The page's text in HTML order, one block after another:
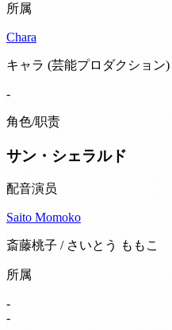
所属
Chara
キャラ (芸能プロダクション)
-
角色/职责
サン・シェラルド
配音演员
Saito Momoko
斎藤桃子 / さいとう ももこ
所属
-
-